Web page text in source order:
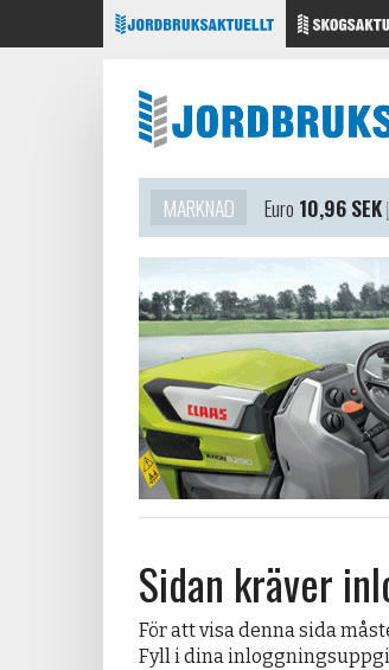
MARKNAD Euro 10,96 SEK
Sidan kräver
För att visa denna sida
Fyll i dina